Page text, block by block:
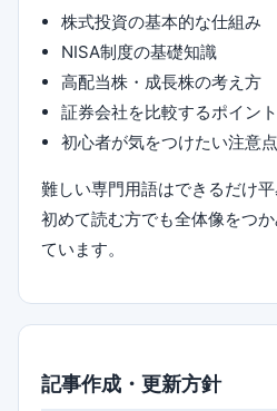
株式投資の基本的な仕組み
NISA制度の基礎知識
高配当株・成長株の考え方
証券会社を比較するポイント
初心者が気をつけたい注意点
難しい専門用語はできるだけ平
初めて読む方でも全体像をつ
ています。
記事作成・更新方針